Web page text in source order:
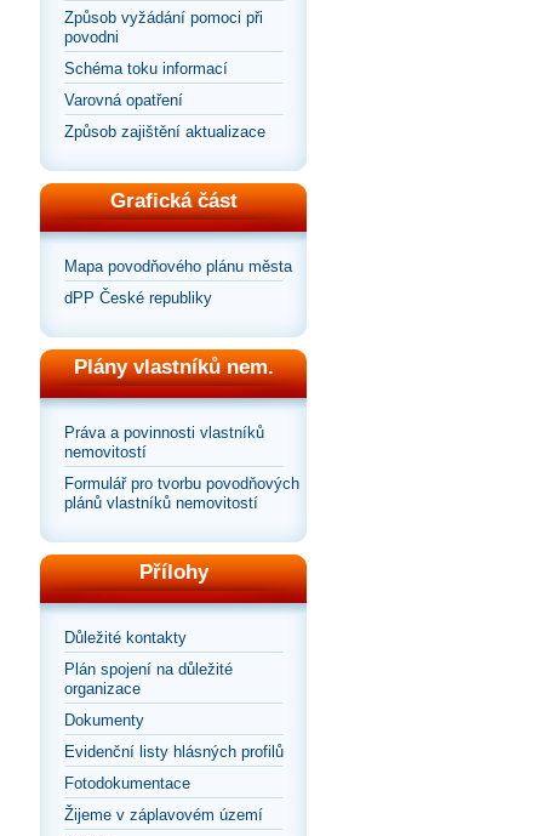
Způsob vyžádání pomoci při
povodni
Schéma toku informací
Varovná opatření
Způsob zajištění aktualizace
Grafická část
Mapa povodňového plánu města
dPP České republiky
Plány vlastníků nem.
Práva a povinnosti vlastníků
nemovitostí
Formulář pro tvorbu povodňových
plánů vlastníků nemovitostí
Přílohy
Důležité kontakty
Plán spojení na důležité
organizace
Dokumenty
Evidenční listy hlásných profilů
Fotodokumentace
Žijeme v záplavovém území